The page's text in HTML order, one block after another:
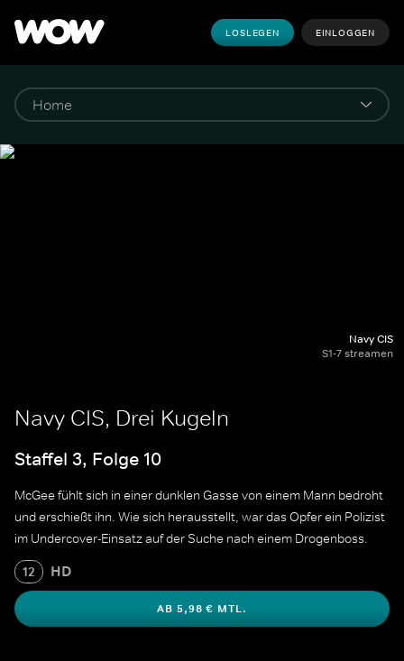
LOSLEGEN EINLOGGEN
Navy CIS
S1-7 streamen
Navy CIS, Drei Kugeln
Staffel 3, Folge 10
McGee fühlt sich in einer dunklen Gasse von einem Mann bedroht
und erschießt ihn. Wie sich herausstellt, war das Opfer ein Polizist
im Undercover-Einsatz auf der Suche nach einem Drogenboss.
12 HD
AB 5,98 € MTL.